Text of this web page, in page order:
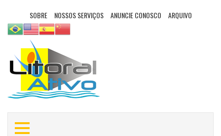
SOBRE NOSSOS SERVIÇOS ANUNCIE CONOSCO ARQUIVO